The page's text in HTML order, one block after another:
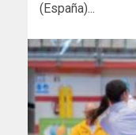
(España)...